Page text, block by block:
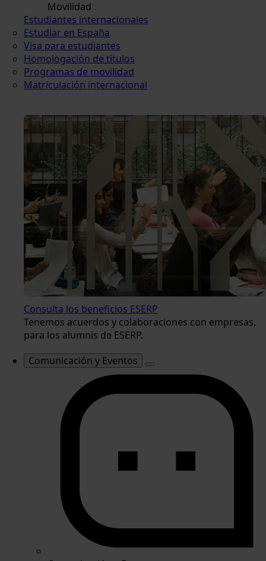
Movilidad
Estudiantes internacionales
Estudiar en España
Visa para estudiantes
Homologación de títulos
Programas de movilidad
Matriculación internacional
Consulta los beneficios ESERP
Tenemos acuerdos y colaboraciones con empresas,
para los alumnis de ESERP.
Comunicación y Eventos